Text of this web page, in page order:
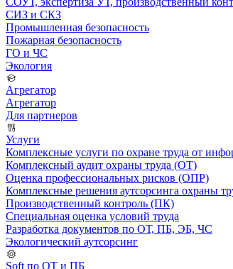
СИЗ и СКЗ
Промышленная безопасность
Пожарная безопасность
ГО и ЧС
Экология
Агрегатор
Агрегатор
Для партнеров
Услуги
Комплексные услуги по охране труда от
Комплексный аудит охраны труда (ОТ)
Оценка профессиональных рисков (ОПР)
Комплексные решения аутсорсинга охраны
Производственный контроль (ПК)
Специальная оценка условий труда
Разработка документов по ОТ, ПБ, ЭБ, ЧС
Экологический аутсорсинг
Soft по ОТ и ПБ